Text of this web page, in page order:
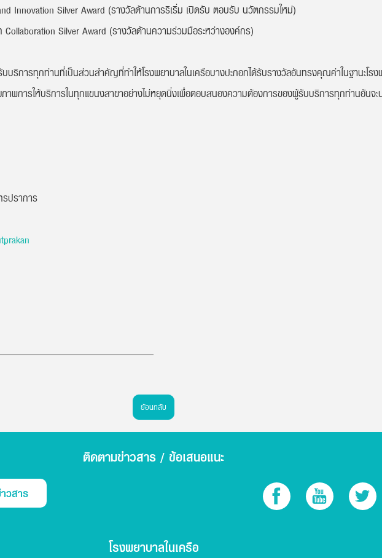
Innovation Silver Award (รางวัลด้านการริเริ่ม เปิดรับ ตอบรับ นวัตกรรมใหม่)
Silver Award (รางวัลด้านความร่วมมือระหว่างองค์กร)
ริการทุกท่านที่เป็นส่วนสำคัญที่ทำให้โรงพยาบาลในเครือบางปะกอกได้รับรางวัลอันทรงคุณค่าในฐานะโร
การให้บริการในทุกแขนงสาขาอย่างไม่หยุดนิ่งเพื่อตอบสนองความต้องการของผู้รับบริการทุกท่านอันจะ
ปราการ
ย้อนกลับ
ติดตามข่าวสาร / ข้อเสนอแนะ
วสาร
โรงพยาบาลในเครือ